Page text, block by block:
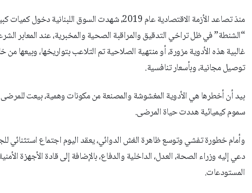
منذ تصاعد الأزمة الاقتصادية عام 2019، شهدت السوق
“الشنطة” في ظل تراخي التدقيق والمراقبة الصحية والمخبرية، عند المعابر
غالبية هذه الأدوية مزورة، أو منتهية الصلاحية تم التلاعب بتواريخها،
توصيل مجانية، وبأسعار تنافسية.
بيد أن أخطرها هي الأدوية المغشوشة والمصنعة من مكونات وهمية، بيعت للمرضى
سموم كيميائية هددت حياة المرضى.
وأمام خطورة تفشي وتوسع ظاهرة الغش الدوائي، يعقد اليوم اجتماع استثنائي
دعي إليه وزراء الصحة، العدل، الداخلية والدفاع، بالإضافة إلى قادة الأجهزة
المستودعات.